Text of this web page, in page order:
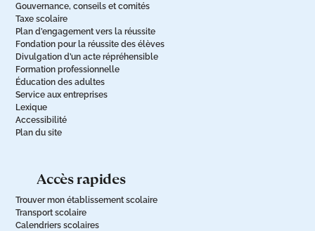
Gouvernance, conseils et comités
Taxe scolaire
Plan d’engagement vers la réussite
Fondation pour la réussite des élèves
Divulgation d’un acte répréhensible
Formation professionnelle
Éducation des adultes
Service aux entreprises
Lexique
Accessibilité
Plan du site
accès rapides
Trouver mon établissement scolaire
Transport scolaire
Calendriers scolaires